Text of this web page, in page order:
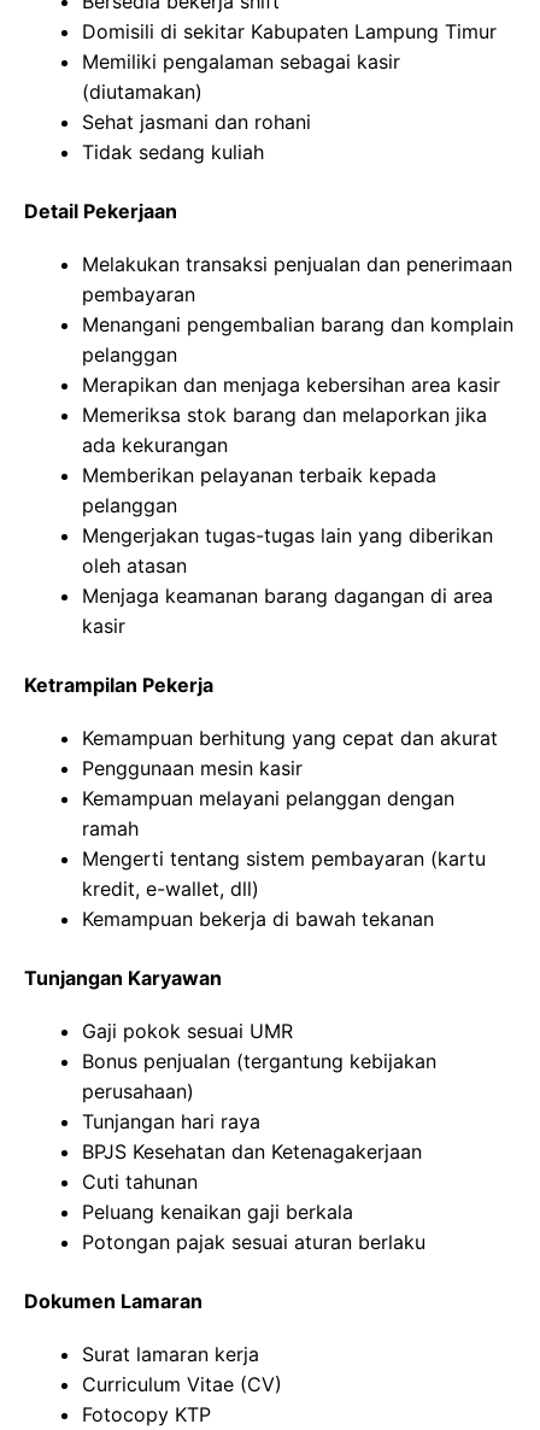
Domisili di sekitar Kabupaten Lampung Timur
Memiliki pengalaman sebagai kasir
(diutamakan)
Sehat jasmani dan rohani
Tidak sedang kuliah
Detail Pekerjaan
Melakukan transaksi penjualan dan penerimaan
pembayaran
Menangani pengembalian barang dan komplain
pelanggan
Merapikan dan menjaga kebersihan area kasir
Memeriksa stok barang dan melaporkan jika
ada kekurangan
Memberikan pelayanan terbaik kepada
pelanggan
Mengerjakan tugas-tugas lain yang diberikan
oleh atasan
Menjaga keamanan barang dagangan di area
kasir
Ketrampilan Pekerja
Kemampuan berhitung yang cepat dan akurat
Penggunaan mesin kasir
Kemampuan melayani pelanggan dengan
ramah
Mengerti tentang sistem pembayaran (kartu
kredit, e-wallet, dll)
Kemampuan bekerja di bawah tekanan
Tunjangan Karyawan
Gaji pokok sesuai UMR
Bonus penjualan (tergantung kebijakan
perusahaan)
Tunjangan hari raya
BPJS Kesehatan dan Ketenagakerjaan
Cuti tahunan
Peluang kenaikan gaji berkala
Potongan pajak sesuai aturan berlaku
Dokumen Lamaran
Surat lamaran kerja
Curriculum Vitae (CV)
Fotocopy KTP